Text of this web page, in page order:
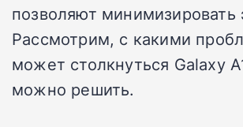
позволяют минимизировать
Рассмотрим, с какими
может столкнуться Galaxy
можно решить.